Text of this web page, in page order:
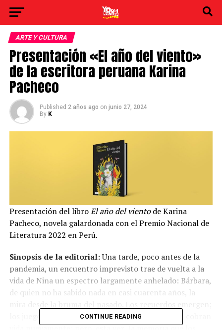
ARTE Y CULTURA
Presentación «El año del viento»
de la escritora peruana Karina
Pacheco
Published 2 años ago on junio 27, 2024
By K
Presentación del libroEl año del vientode Karina
Pacheco, novela galardonada con el Premio Nacional de
Literatura 2022 en Perú.
Sinopsis de la editorial:Una tarde, poco antes de la
pandemia, un encuentro imprevisto trae de vuelta a la
vida de Nina un espectro largamente anhelado: Bárbara,
de quien no ha sabido nada en casi cuarenta años, la
los juegos, el candor y los secretos de su infancia cobran
vida nuevamente; pero, esta vez, la memoria que los
CONTINUE READING